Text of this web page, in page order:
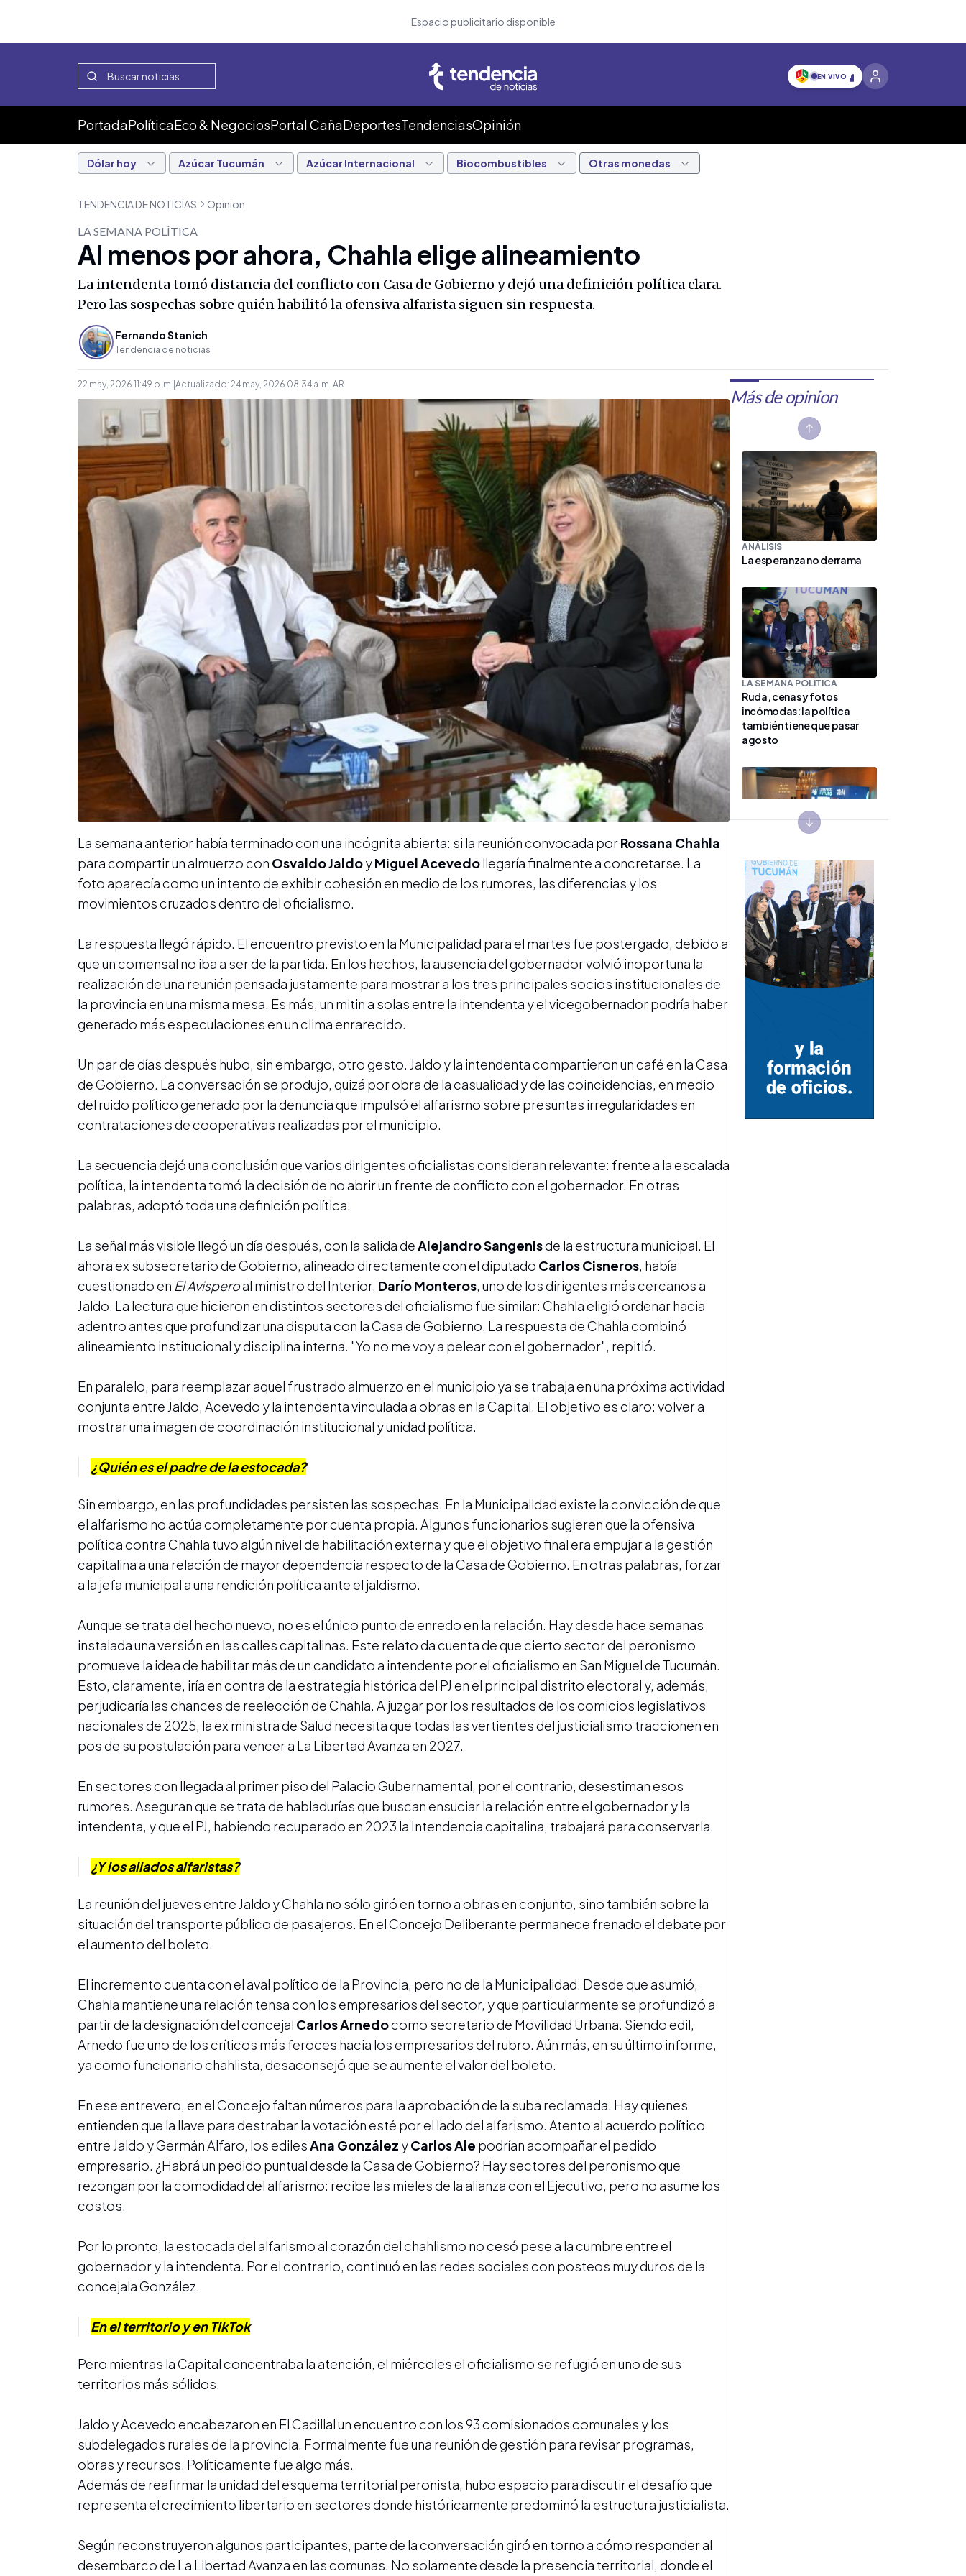
Espacio publicitario disponible
EN VIVO
PortadaPolíticaEco & NegociosPortal CañaDeportesTendenciasOpinión
Dólar hoy Azúcar Tucumán Azúcar Internacional Biocombustibles Otras monedas
TENDENCIA DE NOTICIAS Opinion
LA SEMANA POLÍTICA
Al menos por ahora, Chahla elige alineamiento
La intendenta tomó distancia del conflicto con Casa de Gobierno y dejó una definición política clara.
Pero las sospechas sobre quién habilitó la ofensiva alfarista siguen sin respuesta.
Fernando Stanich
Tendencia de noticias
22 may, 2026 11:49 p. m. Actualizado: 24 may, 2026 08:34 a. m. AR
La semana anterior había terminado con una incógnita abierta: si la reunión convocada porRossana Chahla
para compartir un almuerzo con Osvaldo JaldoyMiguel Acevedollegaría finalmente a concretarse. La
foto aparecía como un intento de exhibir cohesión en medio de los rumores, las diferencias y los
movimientos cruzados dentro del oficialismo.
La respuesta llegó rápido. El encuentro previsto en la Municipalidad para el martes fue postergado, debido a
que un comensal no iba a ser de la partida. En los hechos, la ausencia del gobernador volvió inoportuna la
realización de una reunión pensada justamente para mostrar a los tres principales socios institucionales de
la provincia en una misma mesa. Es más, un mitin a solas entre la intendenta y el vicegobernador podría haber
generado más especulaciones en un clima enrarecido.
Un par de días después hubo, sin embargo, otro gesto. Jaldo y la intendenta compartieron un café en la Casa
de Gobierno. La conversación se produjo, quizá por obra de la casualidad y de las coincidencias, en medio
del ruido político generado por la denuncia que impulsó el alfarismo sobre presuntas irregularidades en
contrataciones de cooperativas realizadas por el municipio.
La secuencia dejó una conclusión que varios dirigentes oficialistas consideran relevante: frente a la escalada
política, la intendenta tomó la decisión de no abrir un frente de conflicto con el gobernador. En otras
palabras, adoptó toda una definición política.
La señal más visible llegó un día después, con la salida deAlejandro Sangenisde la estructura municipal. El
ahora ex subsecretario de Gobierno, alineado directamente con el diputado Carlos Cisneros, había
cuestionado en El Avisperoal ministro del Interior, Darío Monteros, uno de los dirigentes más cercanos a
Jaldo. La lectura que hicieron en distintos sectores del oficialismo fue similar: Chahla eligió ordenar hacia
adentro antes que profundizar una disputa con la Casa de Gobierno. La respuesta de Chahla combinó
alineamiento institucional y disciplina interna. "Yo no me voy a pelear con el gobernador", repitió.
En paralelo, para reemplazar aquel frustrado almuerzo en el municipio ya se trabaja en una próxima actividad
conjunta entre Jaldo, Acevedo y la intendenta vinculada a obras en la Capital. El objetivo es claro: volver a
mostrar una imagen de coordinación institucional y unidad política.
¿Quién es el padre de la estocada?
Sin embargo, en las profundidades persisten las sospechas. En la Municipalidad existe la convicción de que
el alfarismo no actúa completamente por cuenta propia. Algunos funcionarios sugieren que la ofensiva
política contra Chahla tuvo algún nivel de habilitación externa y que el objetivo final era empujar a la gestión
capitalina a una relación de mayor dependencia respecto de la Casa de Gobierno. En otras palabras, forzar
a la jefa municipal a una rendición política ante el jaldismo.
Aunque se trata del hecho nuevo, no es el único punto de enredo en la relación. Hay desde hace semanas
instalada una versión en las calles capitalinas. Este relato da cuenta de que cierto sector del peronismo
promueve la idea de habilitar más de un candidato a intendente por el oficialismo en San Miguel de Tucumán.
Esto, claramente, iría en contra de la estrategia histórica del PJ en el principal distrito electoral y, además,
perjudicaría las chances de reelección de Chahla. A juzgar por los resultados de los comicios legislativos
nacionales de 2025, la ex ministra de Salud necesita que todas las vertientes del justicialismo traccionen en
pos de su postulación para vencer a La Libertad Avanza en 2027.
En sectores con llegada al primer piso del Palacio Gubernamental, por el contrario, desestiman esos
rumores. Aseguran que se trata de habladurías que buscan ensuciar la relación entre el gobernador y la
intendenta, y que el PJ, habiendo recuperado en 2023 la Intendencia capitalina, trabajará para conservarla.
¿Y los aliados alfaristas?
La reunión del jueves entre Jaldo y Chahla no sólo giró en torno a obras en conjunto, sino también sobre la
situación del transporte público de pasajeros. En el Concejo Deliberante permanece frenado el debate por
el aumento del boleto.
El incremento cuenta con el aval político de la Provincia, pero no de la Municipalidad. Desde que asumió,
Chahla mantiene una relación tensa con los empresarios del sector, y que particularmente se profundizó a
partir de la designación del concejal Carlos Arnedocomo secretario de Movilidad Urbana. Siendo edil,
Arnedo fue uno de los críticos más feroces hacia los empresarios del rubro. Aún más, en su último informe,
ya como funcionario chahlista, desaconsejó que se aumente el valor del boleto.
En ese entrevero, en el Concejo faltan números para la aprobación de la suba reclamada. Hay quienes
entienden que la llave para destrabar la votación esté por el lado del alfarismo. Atento al acuerdo político
entre Jaldo y Germán Alfaro, los edilesAna González yCarlos Ale podrían acompañar el pedido
empresario. ¿Habrá un pedido puntual desde la Casa de Gobierno? Hay sectores del peronismo que
rezongan por la comodidad del alfarismo: recibe las mieles de la alianza con el Ejecutivo, pero no asume los
costos.
Por lo pronto, la estocada del alfarismo al corazón del chahlismo no cesó pese a la cumbre entre el
gobernador y la intendenta. Por el contrario, continuó en las redes sociales con posteos muy duros de la
concejala González.
En el territorio y en TikTok
Pero mientras la Capital concentraba la atención, el miércoles el oficialismo se refugió en uno de sus
territorios más sólidos.
Jaldo y Acevedo encabezaron en El Cadillal un encuentro con los 93 comisionados comunales y los
subdelegados rurales de la provincia. Formalmente fue una reunión de gestión para revisar programas,
obras y recursos. Políticamente fue algo más.
Además de reafirmar la unidad del esquema territorial peronista, hubo espacio para discutir el desafío que
representa el crecimiento libertario en sectores donde históricamente predominó la estructura justicialista.
Según reconstruyeron algunos participantes, parte de la conversación giró en torno a cómo responder al
desembarco de La Libertad Avanza en las comunas. No solamente desde la presencia territorial, donde el
Más de opinion
ANÁLISIS
La esperanza no derrama
LA SEMANA POLÍTICA
Ruda, cenas y fotos
incómodas: la política
también tiene que pasar
agosto
LIDERANDO FUTURO
El despertar de una nueva
dirigencia: cuando el
propósito humano
trasciende el éxito
individual
ANÁLISIS
Los generales en sus
laberintos
Previous slide
Next slide